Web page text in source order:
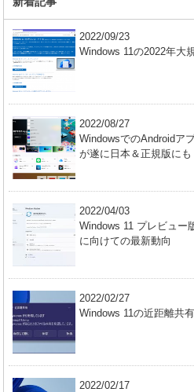
2022/09/23
Windows 11の2022年大
2022/08/27
WindowsでのAndroidア
が遂に日本＆正規版にも
2022/04/03
Windows 11 プレビュー
に向けての最新動向
2022/02/27
Windows 11の近距離共
2022/02/17